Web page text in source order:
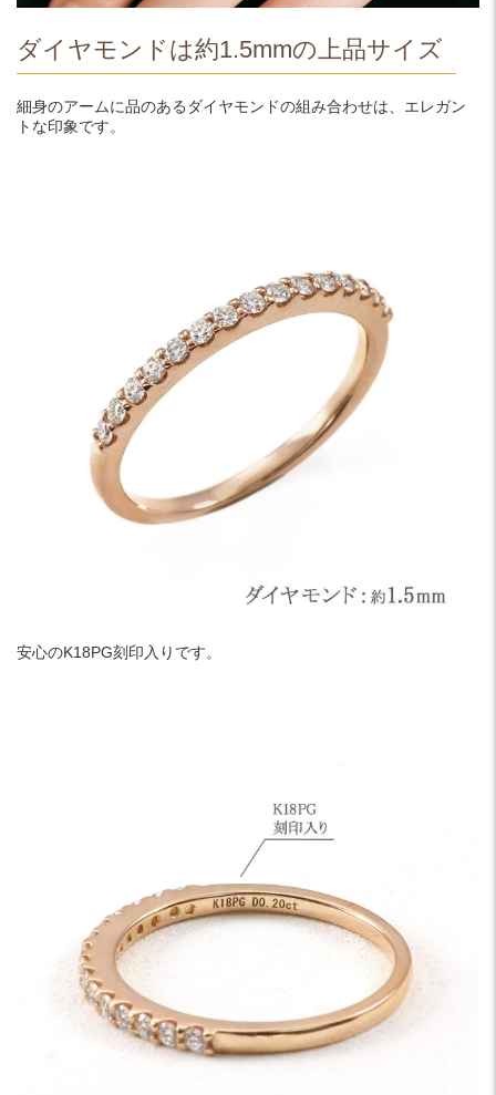
ダイヤモンドは約1.5mmの上品サイズ
細身のアームに品のあるダイヤモンドの組み合わせは、エレガン
トな印象です。
安心のK18PG刻印入りです。